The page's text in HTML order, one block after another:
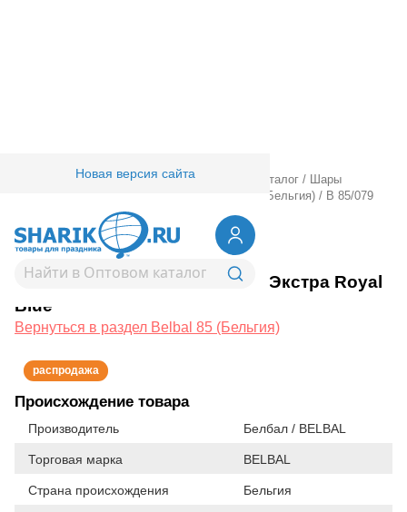
Новая версия сайта
Товары для праздника/ Оптовый каталог /
Шары
Belbal 85 (Бельгия) / В 85/079
Металлик Экстра Royal Blue
1102-0222В 85/079 Металлик Экстра Royal
Blue
Вернуться в раздел Belbal 85 (Бельгия)
распродажа
Происхождение товара
Производитель Белбал / BELBAL
Торговая марка BELBAL
Страна происхождения Бельгия